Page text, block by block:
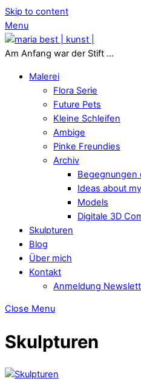
Skip to content
Menu
Am Anfang war der Stift ...
Malerei
Flora Serie
Future Pets
Kleine Schleifen
Ambige
Pinke Freundies
Archiv
Begegnungen
Ideas about
Models
Digitale 3D
Skulpturen
Blog
Über mich
Kontakt
Anmeldung
Close Menu
Skulpturen